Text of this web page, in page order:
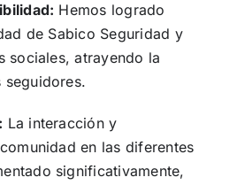
Hemos logrado
de Sabico Seguridad y
sociales, atrayendo la
seguidores.
La interacción y
en las diferentes
significativamente,